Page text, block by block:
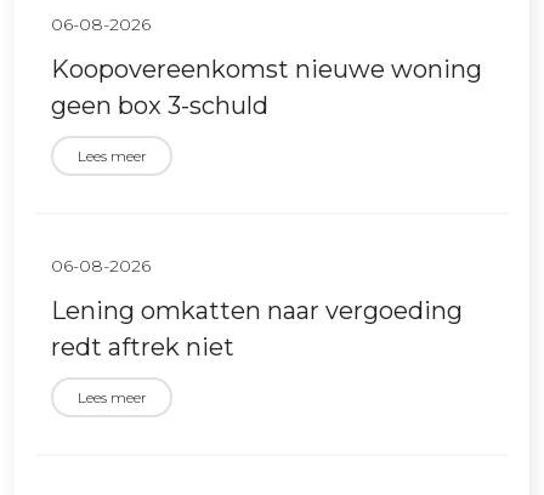
06-08-2026
Koopovereenkomst nieuwe woning
geen box 3-schuld
Lees meer
06-08-2026
Lening omkatten naar vergoeding
redt aftrek niet
Lees meer